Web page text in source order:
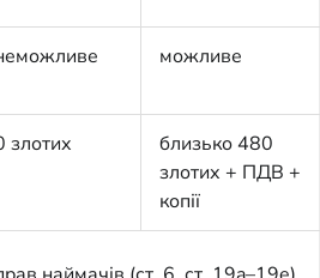
можливе
злотих
близько 480
злотих + ПДВ +
копії